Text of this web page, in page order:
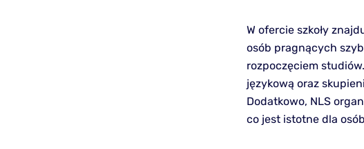
W ofercie szkoły
osób pragnących
rozpoczęciem
językową oraz
Dodatkowo, NLS
co jest istotne dla